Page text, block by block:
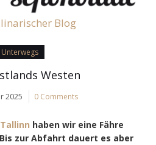
Blog
Unterwegs
Westen
2025 0 Comments
haben wir eine Fähre
zur Abfahrt dauert es aber